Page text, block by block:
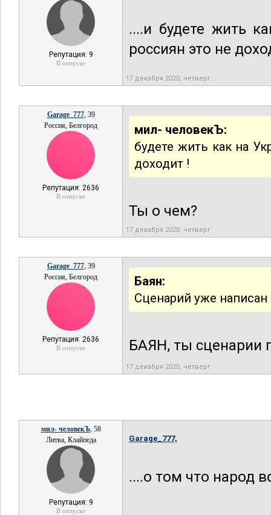
Репутация: 9
В отпуске
....и будете жить
россиян это не
17 декабря 2020, четверг
Garage_777, 39
Россия, Белгород
Репутация: 2636
В отпуске
мил- человекЪ:
будете жить как на
доходит !
Ты о чем?
17 декабря 2020, четверг
Garage_777, 39
Россия, Белгород
Репутация: 2636
В отпуске
Баян:
Сценарий уже написан
БАЯН, ты сценарии
17 декабря 2020, четверг
мил- человекЪ, 58
Литва, Клайпеда
Репутация: 9
В отпуске
Garage_777,
....о том что народ